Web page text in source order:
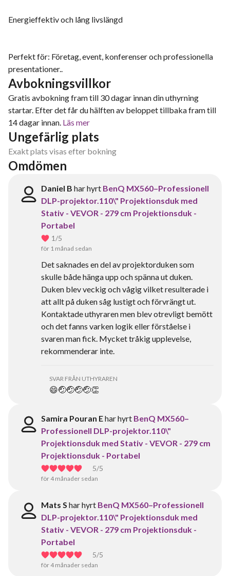
Energieffektiv och lång livslängd
Perfekt för: Företag, event, konferenser och professionella
presentationer..
Avbokningsvillkor
Gratis avbokning fram till 30 dagar innan din uthyrning
startar. Efter det får du hälften av beloppet tillbaka fram till
14 dagar innan. Läs mer
Ungefärlig plats
Exakt plats visas efter bokning
Omdömen
Daniel B har hyrt BenQ MX560–Professionell
DLP-projektor.110\" Projektionsduk med
Stativ - VEVOR - 279 cm Projektionsduk -
Portabel
1/5
för 1 månad sedan
Det saknades en del av projektorduken som
skulle både hänga upp och spänna ut duken.
Duken blev veckig och vågig vilket resulterade i
att allt på duken såg lustigt och förvrängt ut.
Kontaktade uthyraren men blev otrevligt bemött
och det fanns varken logik eller förståelse i
svaren man fick. Mycket tråkig upplevelse,
rekommenderar inte.
SVAR FRÅN UTHYRAREN
😄🤕🤕🤕🤕👏
Samira Pouran Ehar hyrt BenQ MX560–
Professionell DLP-projektor.110\"
Projektionsduk med Stativ - VEVOR - 279 cm
Projektionsduk - Portabel
5/5
för 4 månader sedan
Mats S har hyrt BenQ MX560–Professionell
DLP-projektor.110\" Projektionsduk med
Stativ - VEVOR - 279 cm Projektionsduk -
Portabel
5/5
för 4 månader sedan